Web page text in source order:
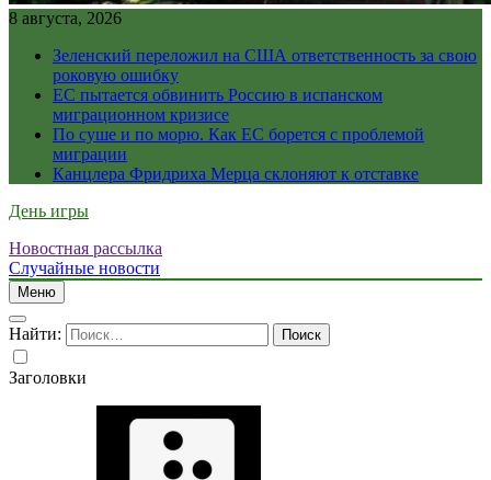
8 августа, 2026
Зеленский переложил на США ответственность за свою
роковую ошибку
ЕС пытается обвинить Россию в испанском
миграционном кризисе
По суше и по морю. Как ЕС борется с проблемой
миграции
Канцлера Фридриха Мерца склоняют к отставке
День игры
Новостная рассылка
Случайные новости
Меню
Найти:
Заголовки